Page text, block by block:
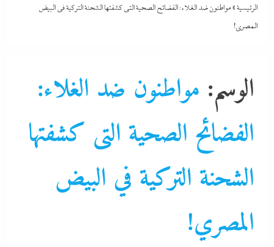
الرئيسية»مواطنون ضد الغلاء: الفضائح الصحية التى كشفتها الشحنة التركية في البيض
المصري!
الوسم: مواطنون ضد الغلاء:
الفضائح الصحية التى كشفتها
الشحنة التركية في البيض
المصري!
الأكل الصحي
التحليل اللحظي
الحكومة
الصحة و الجمال
سوشيال ميديا
نشرة الأخبار